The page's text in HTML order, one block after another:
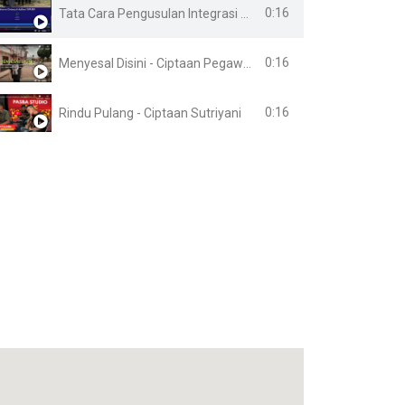
0:16
0:16
Rindu Pulang - Ciptaan Sutriyani 0:16